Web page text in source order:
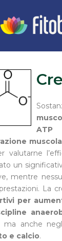
valutarne
un
mentre
La
per
ma anche
e calcio.